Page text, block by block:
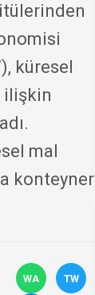
küresel
ilişkin
mal
konteyner
WA TW